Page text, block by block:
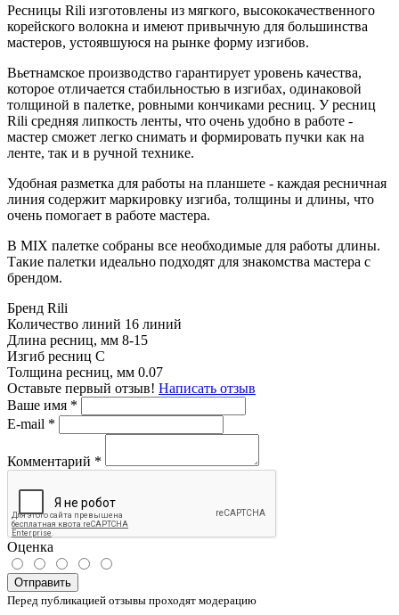
Ресницы Rili изготовлены из мягкого, высококачественного
корейского волокна и имеют привычную для большинства
мастеров, устоявшуюся на рынке форму изгибов.
Вьетнамское производство гарантирует уровень качества,
которое отличается стабильностью в изгибах, одинаковой
толщиной в палетке, ровными кончиками ресниц. У ресниц
Rili средняя липкость ленты, что очень удобно в работе -
мастер сможет легко снимать и формировать пучки как на
ленте, так и в ручной технике.
Удобная разметка для работы на планшете - каждая ресничная
линия содержит маркировку изгиба, толщины и длины, что
очень помогает в работе мастера.
В MIX палетке собраны все необходимые для работы длины.
Такие палетки идеально подходят для знакомства мастера с
брендом.
Бренд Rili
Количество линий 16 линий
Длина ресниц, мм 8-15
Изгиб ресниц C
Толщина ресниц, мм 0.07
Оставьте первый отзыв! Написать отзыв
Ваше имя *
E-mail *
Комментарий *
Оценка
Отправить
Перед публикацией отзывы проходят модерацию